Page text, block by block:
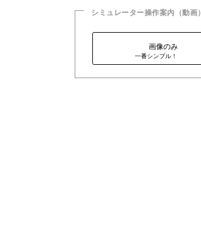
シミュレーター操作案内（動画）
画像のみ
一番シンプル！